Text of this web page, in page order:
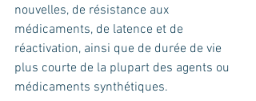
nouvelles, de résistance aux
médicaments, de latence et de
réactivation, ainsi que de durée de vie
plus courte de la plupart des agents ou
médicaments synthétiques.